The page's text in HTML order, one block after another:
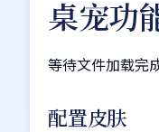
桌宠功
等待文件加载完
配置皮肤